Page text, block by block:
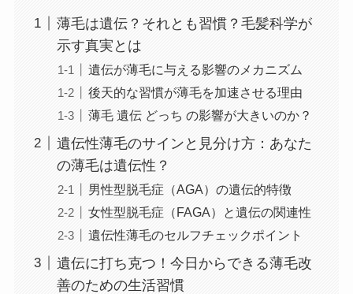
薄毛は遺伝？それとも習慣？毛髪科学が
示す真実とは
遺伝が薄毛に与える影響のメカニズム
後天的な習慣が薄毛を加速させる理由
薄毛 遺伝 どっち の影響が大きいのか？
遺伝性薄毛のサインと見分け方：あなた
の薄毛は遺伝性？
男性型脱毛症（AGA）の遺伝的特徴
女性型脱毛症（FAGA）と遺伝の関連性
遺伝性薄毛のセルフチェックポイント
遺伝に打ち克つ！今日からできる薄毛改
善のための生活習慣